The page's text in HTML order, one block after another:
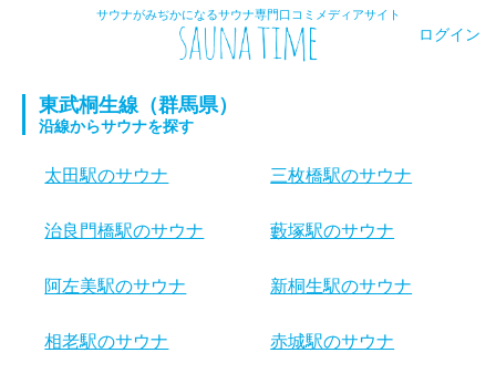
サウナがみぢかになるサウナ専門口コミメディアサイト
ログイン
東武桐生線（群馬県）
沿線からサウナを探す
太田駅のサウナ 三枚橋駅のサウナ
治良門橋駅のサウナ 藪塚駅のサウナ
阿左美駅のサウナ 新桐生駅のサウナ
相老駅のサウナ 赤城駅のサウナ